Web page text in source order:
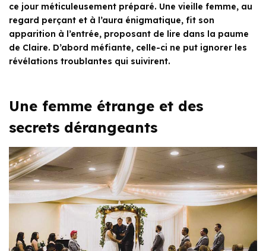
ce jour méticuleusement préparé. Une vieille femme, au
regard perçant et à l’aura énigmatique, fit son
apparition à l’entrée, proposant de lire dans la paume
de Claire. D’abord méfiante, celle-ci ne put ignorer les
révélations troublantes qui suivirent.
Une femme étrange et des
secrets dérangeants